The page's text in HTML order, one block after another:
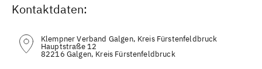
Kontaktdaten:
Klempner Verband Galgen, Kreis Fürstenfeldbruck
Hauptstraße 12
82216 Galgen, Kreis Fürstenfeldbruck